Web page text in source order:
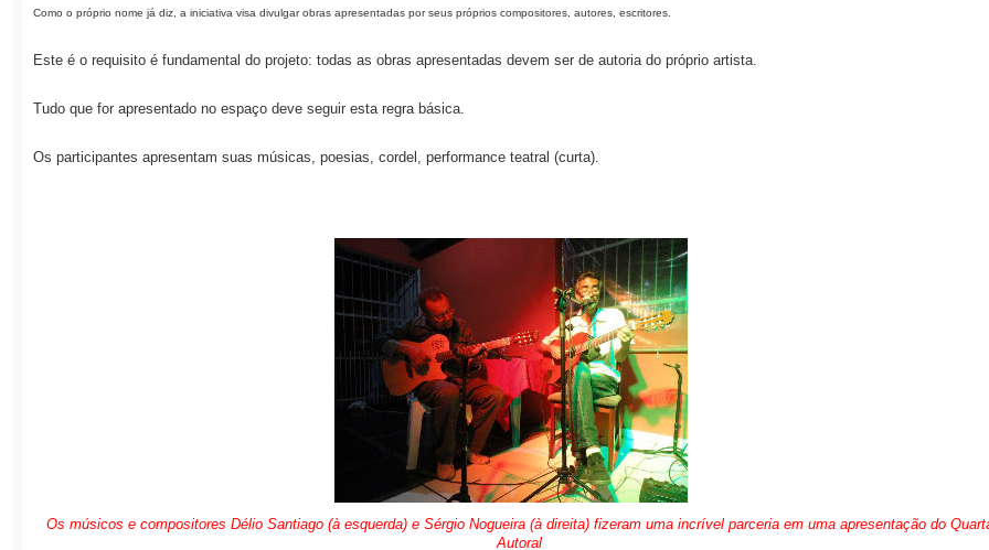
Como o próprio nome já diz, a iniciativa visa divulgar obras apresentadas por seus próprios compositores, autores, escritores.
Este é o requisito é fundamental do projeto: todas as obras apresentadas devem ser de autoria do próprio artista.
Tudo que for apresentado no espaço deve seguir esta regra básica.
Os participantes apresentam suas músicas, poesias, cordel, performance teatral (curta).
Os músicos e compositores Délio Santiago (à esquerda) e Sérgio Nogueira (à direita) fizeram uma incrível parceria em uma apresentação do
Autoral